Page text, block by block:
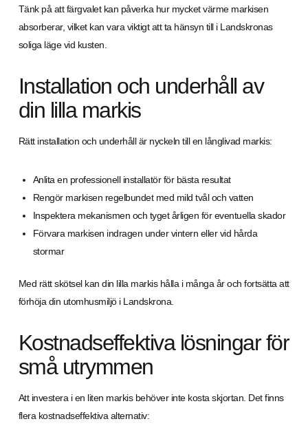
Tänk på att färgvalet kan påverka hur mycket värme markisen
absorberar, vilket kan vara viktigt att ta hänsyn till i Landskronas
soliga läge vid kusten.
Installation och underhåll av
din lilla markis
Rätt installation och underhåll är nyckeln till en långlivad markis:
Anlita en professionell installatör för bästa resultat
Rengör markisen regelbundet med mild tvål och vatten
Inspektera mekanismen och tyget årligen för eventuella skador
Förvara markisen indragen under vintern eller vid hårda
stormar
Med rätt skötsel kan din lilla markis hålla i många år och fortsätta att
förhöja din utomhusmiljö i Landskrona.
Kostnadseffektiva lösningar för
små utrymmen
Att investera i en liten markis behöver inte kosta skjortan. Det finns
flera kostnadseffektiva alternativ: